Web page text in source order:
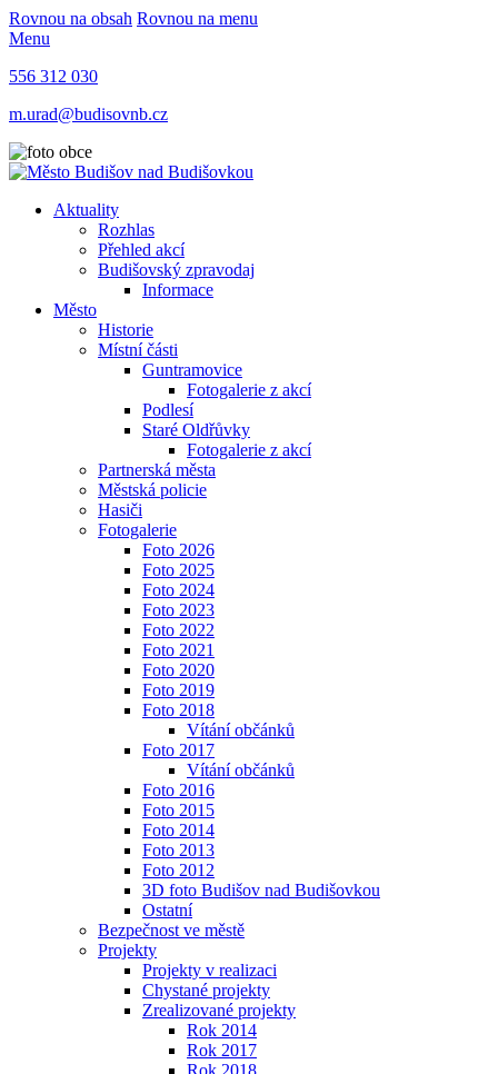
Rovnou na obsah Rovnou na menu
Menu
556 312 030
m.urad@budisovnb.cz
Aktuality
Rozhlas
Přehled akcí
Budišovský zpravodaj
Informace
Město
Historie
Místní části
Guntramovice
Fotogalerie z akcí
Podlesí
Staré Oldřůvky
Fotogalerie z akcí
Partnerská města
Městská policie
Hasiči
Fotogalerie
Foto 2026
Foto 2025
Foto 2024
Foto 2023
Foto 2022
Foto 2021
Foto 2020
Foto 2019
Foto 2018
Vítání občánků
Foto 2017
Vítání občánků
Foto 2016
Foto 2015
Foto 2014
Foto 2013
Foto 2012
3D foto Budišov nad Budišovkou
Ostatní
Bezpečnost ve městě
Projekty
Projekty v realizaci
Chystané projekty
Zrealizované projekty
Rok 2014
Rok 2017
Rok 2018